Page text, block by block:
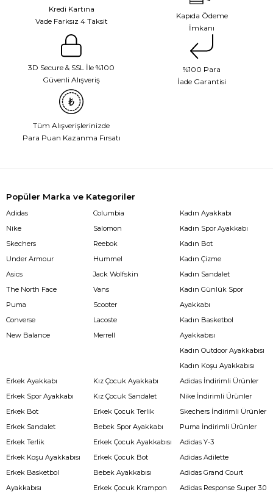
Kredi Kartına
Vade Farksız 4 Taksit
Kapıda Ödeme
İmkanı
3D Secure & SSL İle %100
Güvenli Alışveriş
%100 Para
İade Garantisi
Tüm Alışverişlerinizde
Para Puan Kazanma Fırsatı
Popüler Marka ve Kategoriler
Adidas
Nike
Skechers
Under Armour
Asics
The North Face
Puma
Converse
New Balance
Columbia
Salomon
Reebok
Hummel
Jack Wolfskin
Vans
Scooter
Lacoste
Merrell
Kadın Ayakkabı
Kadın Spor Ayakkabı
Kadın Bot
Kadın Çizme
Kadın Sandalet
Kadın Günlük Spor
Ayakkabı
Kadın Basketbol
Ayakkabısı
Kadın Outdoor Ayakkabısı
Kadın Koşu Ayakkabısı
Erkek Ayakkabı
Erkek Spor Ayakkabı
Erkek Bot
Erkek Sandalet
Erkek Terlik
Erkek Koşu Ayakkabısı
Erkek Basketbol
Ayakkabısı
Kız Çocuk Ayakkabı
Kız Çocuk Sandalet
Erkek Çocuk Terlik
Bebek Spor Ayakkabı
Erkek Çocuk Ayakkabısı
Erkek Çocuk Bot
Bebek Ayakkabısı
Erkek Çocuk Krampon
Adidas İndirimli Ürünler
Nike İndirimli Ürünler
Skechers İndirimli Ürünler
Puma İndirimli Ürünler
Adidas Y-3
Adidas Adilette
Adidas Grand Court
Adidas Response Super 3.0